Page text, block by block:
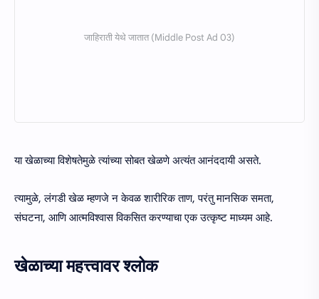
या खेळाच्या विशेषतेमुळे त्यांच्या सोबत खेळणे अत्यंत आनंददायी असते.
त्यामुळे, लंगडी खेळ म्हणजे न केवळ शारीरिक ताण, परंतु मानसिक समता,
संघटना, आणि आत्मविश्वास विकसित करण्याचा एक उत्कृष्ट माध्यम आहे.
खेळाच्या महत्त्वावर श्लोक